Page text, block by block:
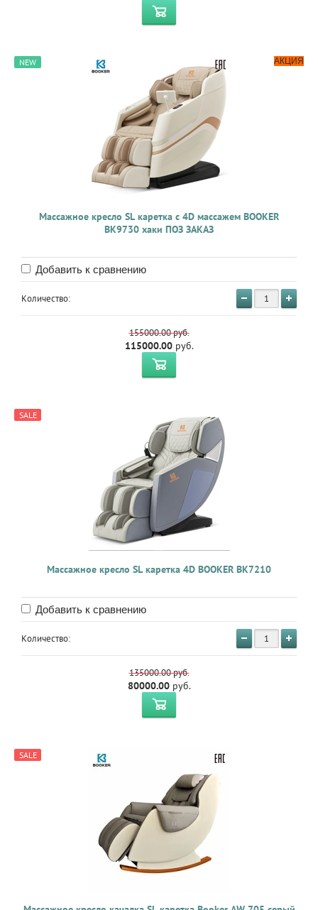
NEW АКЦИЯ
Массажное кресло SL каретка с 4D массажем BOOKER
BK9730 хаки ПОЗ ЗАКАЗ
Добавить к сравнению
Количество:
155000.00руб.
115000.00руб.
SALE
Массажное кресло SL каретка 4D BOOKER BK7210
Добавить к сравнению
Количество:
135000.00руб.
80000.00руб.
SALE